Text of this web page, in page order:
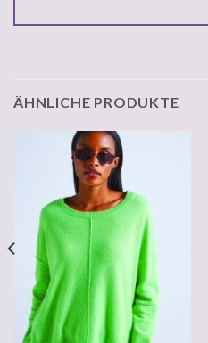
ÄHNLICHE PRODUKTE